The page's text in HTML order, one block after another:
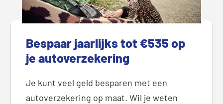
Bespaar jaarlijks tot €535 op
je autoverzekering
Je kunt veel geld besparen met een
autoverzekering op maat. Wil je weten